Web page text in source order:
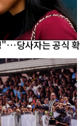
"…당사자는 공식 확